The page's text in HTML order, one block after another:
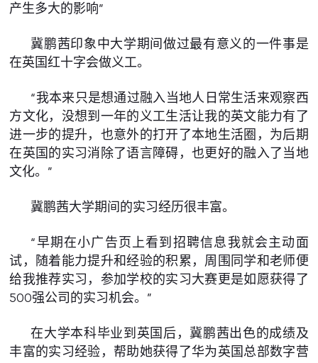
产生多大的影响”
冀鹏茜印象中大学期间做过最有意义的一件事是
在英国红十字会做义工。
“我本来只是想通过融入当地人日常生活来观察西
方文化，没想到一年的义工生活让我的英文能力有了
进一步的提升，也意外的打开了本地生活圈，为后期
在英国的实习消除了语言障碍，也更好的融入了当地
文化。”
冀鹏茜大学期间的实习经历很丰富。
“早期在小广告页上看到招聘信息我就会主动面
试，随着能力提升和经验的积累，周围同学和老师便
给我推荐实习，参加学校的实习大赛更是如愿获得了
500强公司的实习机会。”
在大学本科毕业到英国后，冀鹏茜出色的成绩及
丰富的实习经验，帮助她获得了华为英国总部数字营